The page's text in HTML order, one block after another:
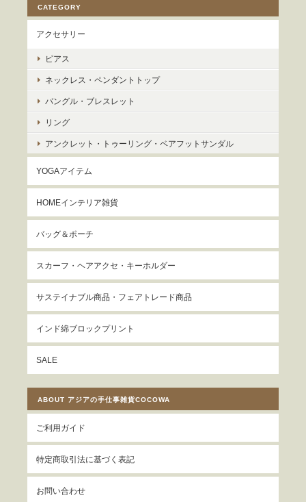
CATEGORY
アクセサリー
ピアス
ネックレス・ペンダントトップ
バングル・ブレスレット
リング
アンクレット・トゥーリング・ベアフットサンダル
YOGAアイテム
HOMEインテリア雑貨
バッグ＆ポーチ
スカーフ・ヘアアクセ・キーホルダー
サステイナブル商品・フェアトレード商品
インド綿ブロックプリント
SALE
ABOUT アジアの手仕事雑貨COCOWA
ご利用ガイド
特定商取引法に基づく表記
お問い合わせ